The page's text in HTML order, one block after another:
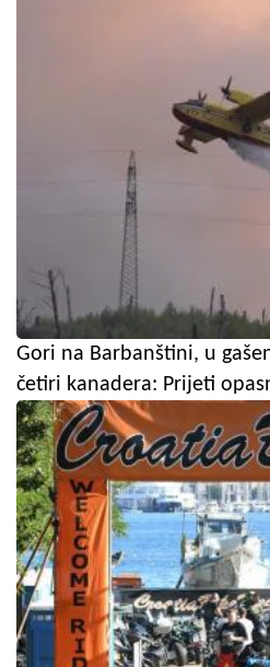
Gori na Barbanštini, u
četiri kanadera: Prijeti